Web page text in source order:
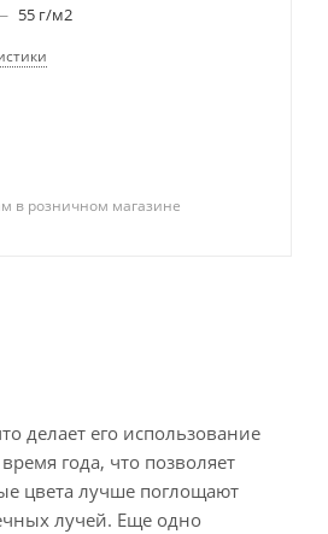
55 г/м2
в розничном магазине
делает его использование
года, что позволяет
цвета лучше поглощают
лучей. Еще одно